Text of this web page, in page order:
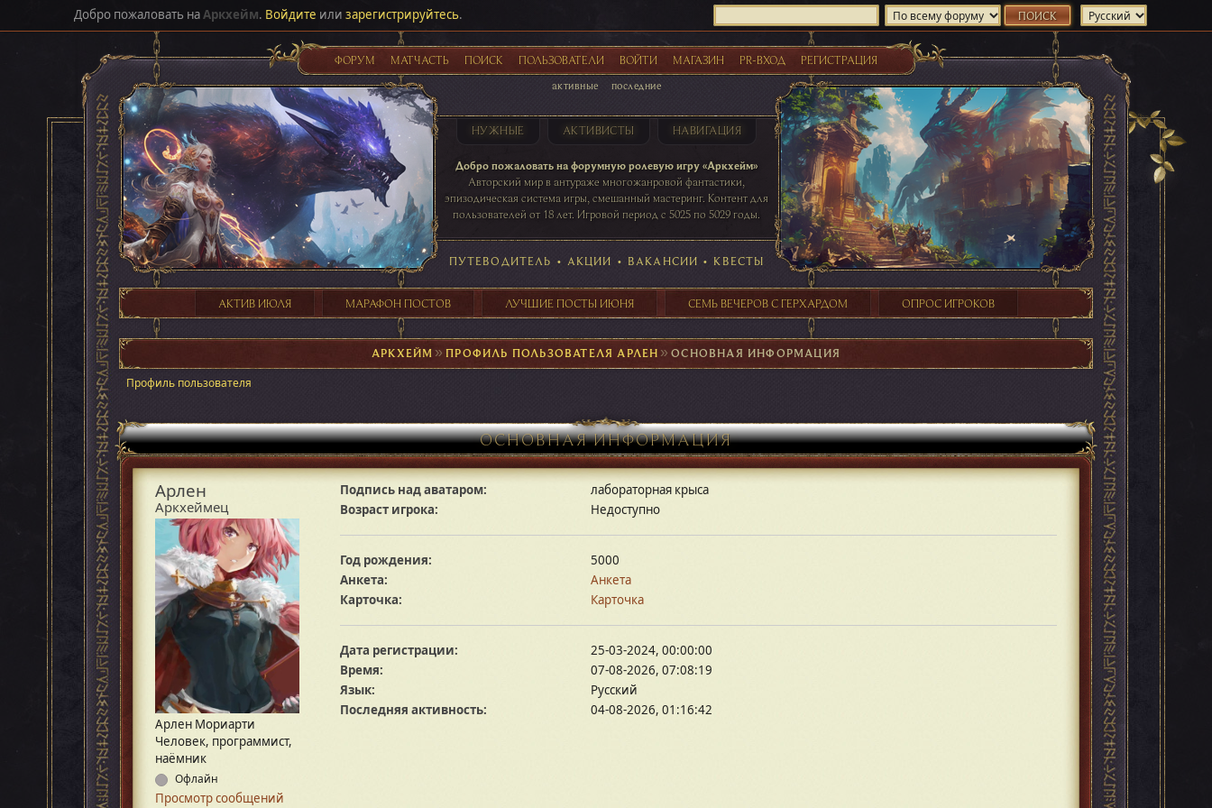
Добро пожаловать наАркхейм. Войдите или зарегистрируйтесь.
ФОРУМ МАТЧАСТЬ ПОИСК ПОЛЬЗОВАТЕЛИ ВОЙТИ МАГАЗИН PR-ВХОД РЕГИСТРАЦИЯ
активные последние
НУЖНЫЕ АКТИВИСТЫ НАВИГАЦИЯ
Добро пожаловать на форумную ролевую игру «Аркхейм»
Авторский мир в антураже многожанровой фантастики,
эпизодическая система игры, смешанный мастеринг. Контент для
пользователей от 18 лет. Игровой период с 5025 по 5029 годы.
таблице игровой активности
41 ПОСТОВ 31 ПОСТОВ 29 ПОСТОВ 24 ПОСТОВ
ПУТЕВОДИТЕЛЬ • АКЦИИ • ВАКАНСИИ • КВЕСТЫ
АКТИВ ИЮЛЯ МАРАФОН ПОСТОВ ЛУЧШИЕ ПОСТЫ ИЮНЯ СЕМЬ ВЕЧЕРОВ С ГЕРХАРДОМ ОПРОС ИГРОКОВ
АРКХЕЙМ ►ПРОФИЛЬ ПОЛЬЗОВАТЕЛЯ АРЛЕН ►ОСНОВНАЯ ИНФОРМАЦИЯ
Профиль пользователя
ОСНОВНАЯ ИНФОРМАЦИЯ
Арлен
Аркхеймец
Арлен Мориарти
Человек, программист,
наёмник
Офлайн
Просмотр сообщений
Подпись над аватаром:
лабораторная крыса
Возраст игрока:
Недоступно
Год рождения:
5000
Анкета:
Анкета
Карточка:
Карточка
Дата регистрации:
25-03-2024, 00:00:00
Время:
07-08-2026, 07:08:19
Язык:
Русский
Последняя активность:
04-08-2026, 01:16:42